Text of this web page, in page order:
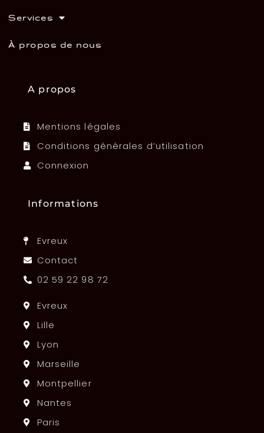
Services
À propos de nous
A propos
Mentions légales
Conditions générales d’utilisation
Connexion
Informations
Evreux
Contact
02 59 22 98 72
Evreux
Lille
Lyon
Marseille
Montpellier
Nantes
Paris